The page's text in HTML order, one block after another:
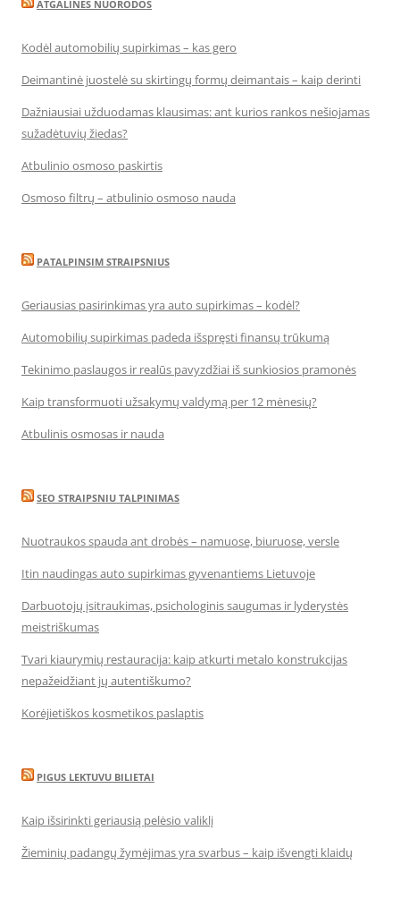
ATGALINES NUORODOS
Kodėl automobilių supirkimas – kas gero
Deimantinė juostelė su skirtingų formų deimantais – kaip derinti
Dažniausiai užduodamas klausimas: ant kurios rankos nešiojamas
sužadėtuvių žiedas?
Atbulinio osmoso paskirtis
Osmoso filtrų – atbulinio osmoso nauda
PATALPINSIM STRAIPSNIUS
Geriausias pasirinkimas yra auto supirkimas – kodėl?
Automobilių supirkimas padeda išspręsti finansų trūkumą
Tekinimo paslaugos ir realūs pavyzdžiai iš sunkiosios pramonės
Kaip transformuoti užsakymų valdymą per 12 mėnesių?
Atbulinis osmosas ir nauda
SEO STRAIPSNIU TALPINIMAS
Nuotraukos spauda ant drobės – namuose, biuruose, versle
Itin naudingas auto supirkimas gyvenantiems Lietuvoje
Darbuotojų įsitraukimas, psichologinis saugumas ir lyderystės
meistriškumas
Tvari kiaurymių restauracija: kaip atkurti metalo konstrukcijas
nepažeidžiant jų autentiškumo?
Korėjietiškos kosmetikos paslaptis
PIGUS LEKTUVU BILIETAI
Kaip išsirinkti geriausią pelėsio valiklį
Žieminių padangų žymėjimas yra svarbus – kaip išvengti klaidų